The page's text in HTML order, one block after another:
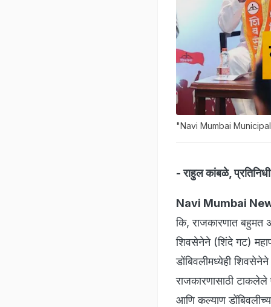
"Navi Mumbai Municipal
- राहुल कांबळे, प्रतिनिधी
Navi Mumbai
कि, राजकारणात बहुमत
शिवसेनेने (शिंदे गट)
डोंबिवलीमध्येही
राजकारणासाठी टाकलेले
आणि कल्याण